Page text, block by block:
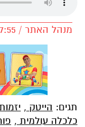
מנהל האתר / 17:55 14.04.26
תגים: הייטק ,
כלכלה עולמית ,